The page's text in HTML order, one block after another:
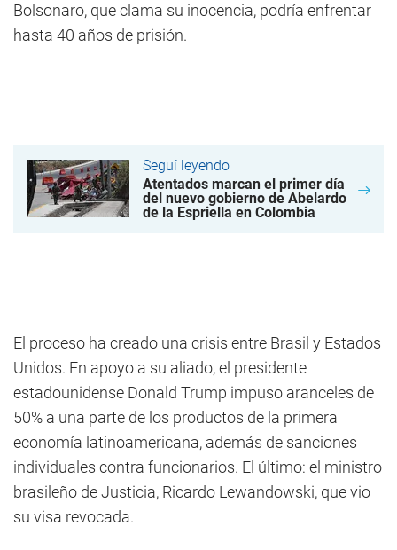
Bolsonaro, que clama su inocencia, podría enfrentar
hasta 40 años de prisión.
Seguí leyendo
Atentados marcan el primer día
del nuevo gobierno de Abelardo
de la Espriella en Colombia
El proceso ha creado una crisis entre Brasil y Estados
Unidos. En apoyo a su aliado, el presidente
estadounidense Donald Trump impuso aranceles de
50% a una parte de los productos de la primera
economía latinoamericana, además de sanciones
individuales contra funcionarios. El último: el ministro
brasileño de Justicia, Ricardo Lewandowski, que vio
su visa revocada.